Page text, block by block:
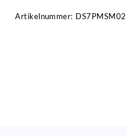
Artikelnummer: DS7PMSM02